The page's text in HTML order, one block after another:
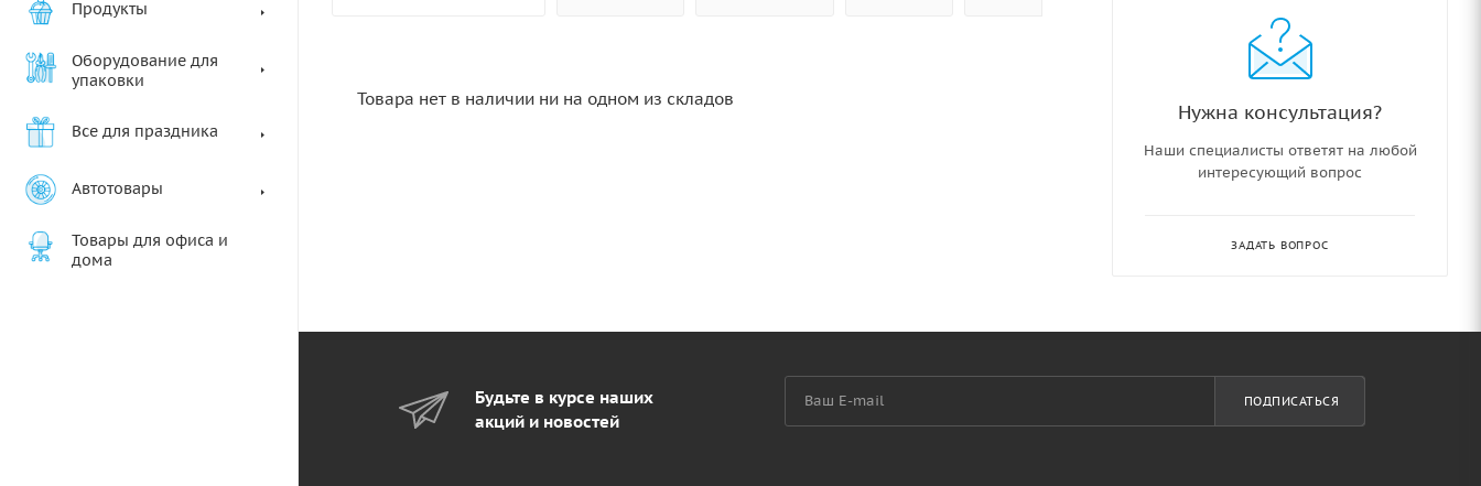
Продукты
Оборудование для
упаковки
Все для праздника
Автотовары
Товары для офиса и
дома
Товара нет в наличии ни на одном из складов
Нужна консультация?
Наши специалисты ответят на любой
интересующий вопрос
ЗАДАТЬ ВОПРОС
Будьте в курсе наших
акций и новостей
ПОДПИСАТЬСЯ